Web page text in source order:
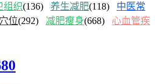
组织(136) 养生减肥(118) 中医常
位(292) 减肥瘦身(668) 心血管疾